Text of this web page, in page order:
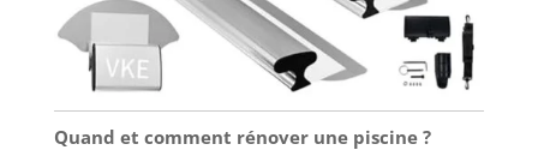
Quand et comment rénover une piscine ?